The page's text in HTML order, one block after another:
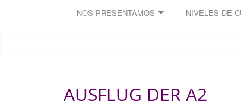
NOS PRESENTAMOS NIVELES DE
AUSFLUG DER A2